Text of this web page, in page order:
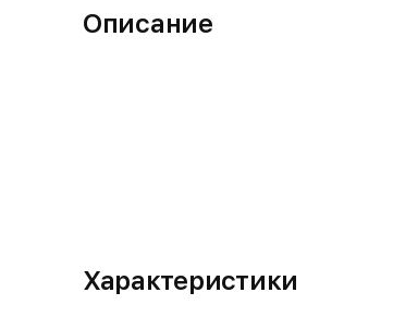
Описание
Характеристики